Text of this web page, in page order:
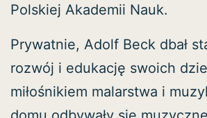
Polskiej Akademii Nauk.
Prywatnie, Adolf Beck dbał
rozwój i edukację swoich
miłośnikiem malarstwa i